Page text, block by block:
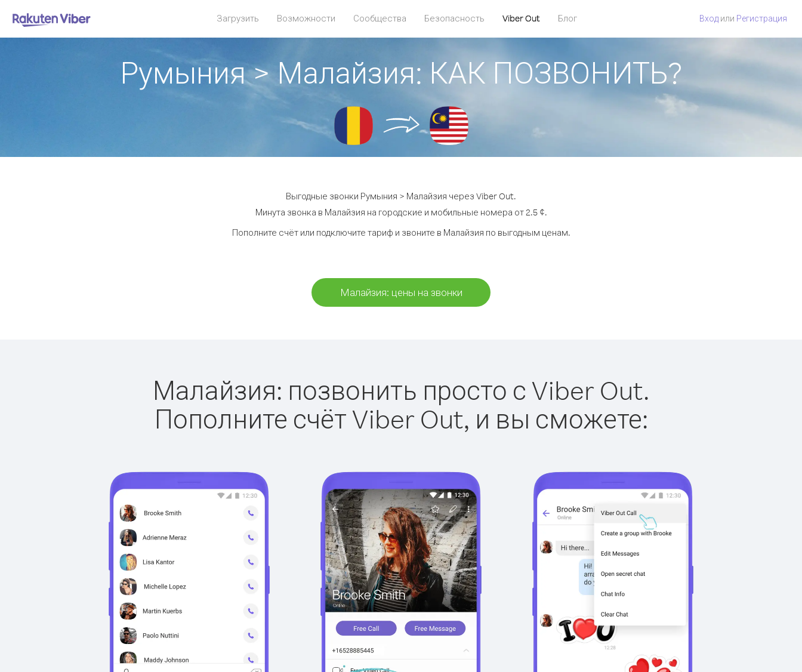
Загрузить Возможности Сообщества Безопасность Viber Out Блог Вход или Регистрация
Румыния > Малайзия: КАК ПОЗВОНИТЬ?
Выгодные звонки Румыния > Малайзия через Viber Out.
Минута звонка в Малайзия на городские и мобильные номера от 2.5 ¢.
Пополните счёт или подключите тариф и звоните в Малайзия по выгодным ценам.
Малайзия: цены на звонки
Малайзия: позвонить просто с Viber Out.
Пополните счёт Viber Out, и вы сможете: